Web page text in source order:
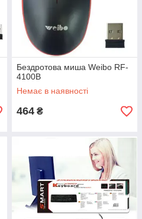
Бездротова миша Weibo RF-
4100B
Немає в наявності
464 ₴